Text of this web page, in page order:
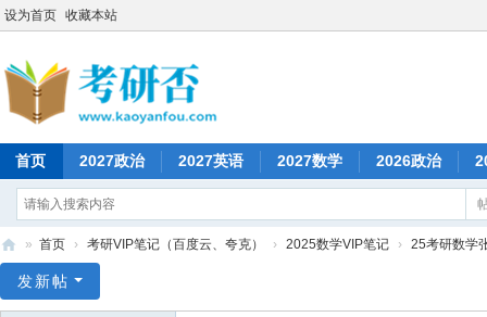
设为首页 收藏本站
首页 2027政治 2027英语 2027数学 2026政治
研
» 首页 › 考研VIP笔记（百度云、夸克） › 2025数学VIP笔记 › 25考研数学
发新帖